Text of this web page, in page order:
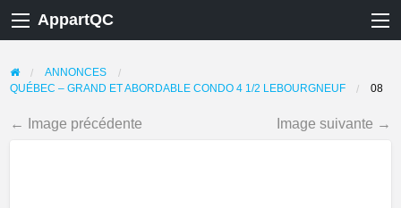
AppartQC
ANNONCES
QUÉBEC – GRAND ET ABORDABLE CONDO 4 1/2 LEBOURGNEUF
08
← Image précédente Image suivante →